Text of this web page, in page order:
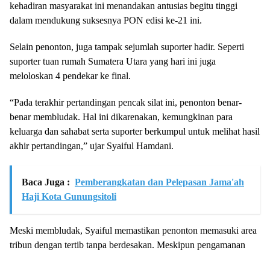
kehadiran masyarakat ini menandakan antusias begitu tinggi
dalam mendukung suksesnya PON edisi ke-21 ini.
Selain penonton, juga tampak sejumlah suporter hadir. Seperti
suporter tuan rumah Sumatera Utara yang hari ini juga
meloloskan 4 pendekar ke final.
“Pada terakhir pertandingan pencak silat ini, penonton benar-
benar membludak. Hal ini dikarenakan, kemungkinan para
keluarga dan sahabat serta suporter berkumpul untuk melihat hasil
akhir pertandingan,” ujar Syaiful Hamdani.
Baca Juga : Pemberangkatan dan Pelepasan Jama'ah
Haji Kota Gunungsitoli
Meski membludak, Syaiful memastikan penonton memasuki area
tribun dengan tertib tanpa berdesakan. Meskipun pengamanan